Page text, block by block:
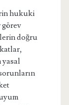
hukuki
görev
doğru